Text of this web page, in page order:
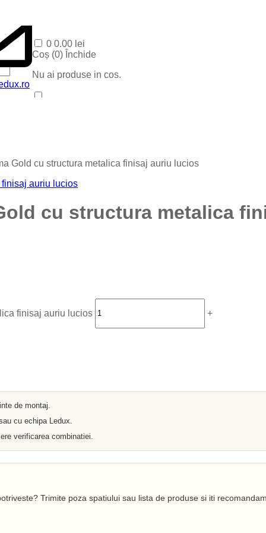
0 0.00 lei
Coș (0) Închide
Nu ai produse in cos.
Corpuri baie
Corpuri LED
Iluminat Exterior
Pat Cablu
Sonerii
Tambur
Adaptor
Dulii
Doze
Becuri si Tuburi LED
Gold cu structura metalica finisaj auriu lucios
cu structura metalica
finisaj auriu lucios +
de montaj.
cu echipa Ledux.
verificarea combinatiei.
Trimite poza spatiului sau lista de produse si iti